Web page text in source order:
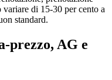
di 15-30 per cento a
standard.
prezzo, AG e